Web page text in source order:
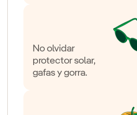
No olvidar
protector solar,
gafas y gorra.